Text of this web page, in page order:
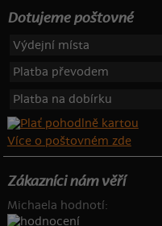
Dotujeme poštovné
Výdejní místa
Platba převodem
Platba na dobírku
Více o poštovném zde
Zákazníci nám věří
Michaela hodnotí: